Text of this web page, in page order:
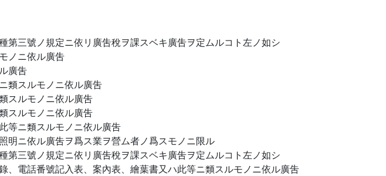
第三號ノ規定ニ依リ廣吿稅ヲ課スベキ廣吿ヲ定ムルコト左ノ如シ
ノニ依ル廣吿
廣吿
類スルモノニ依ル廣吿
スルモノニ依ル廣吿
スルモノニ依ル廣吿
等ニ類スルモノニ依ル廣吿
明ニ依ル廣吿ヲ爲ス業ヲ營ム者ノ爲スモノニ限ル
第三號ノ規定ニ依リ廣吿稅ヲ課スベキ廣吿ヲ定ムルコト左ノ如シ
、電話番號記入表、案內表、繪葉書又ハ此等ニ類スルモノニ依ル廣吿